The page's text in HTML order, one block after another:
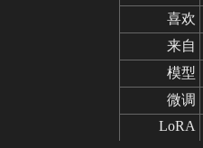
喜欢
来自
模型
微调
LoRA